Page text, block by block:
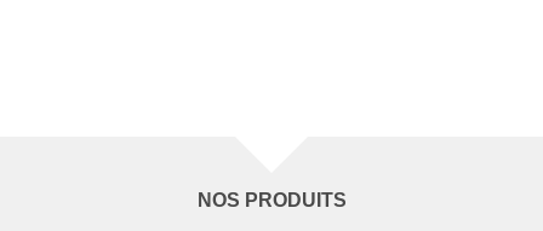
NOS PRODUITS